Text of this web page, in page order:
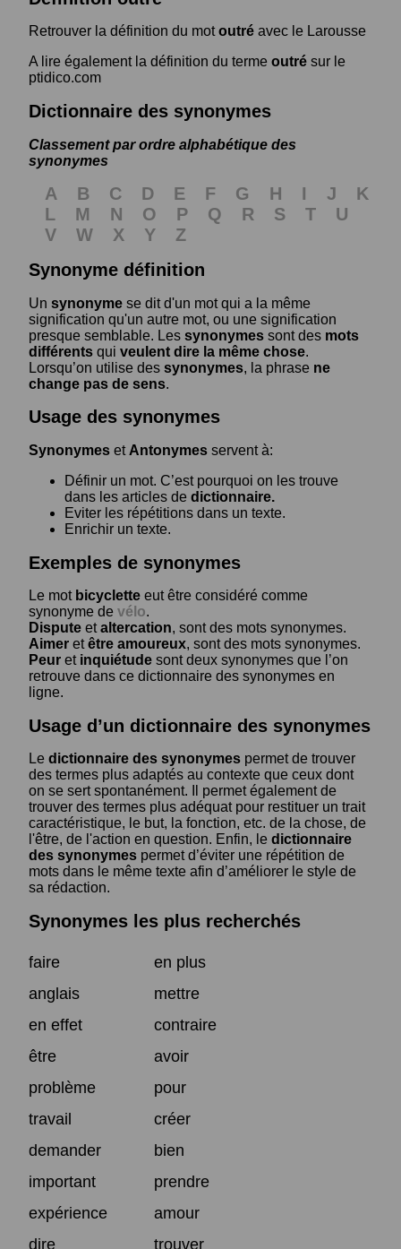
Retrouver la définition du motoutré avec le Larousse
A lire également la définition du terme outré sur le
ptidico.com
Dictionnaire des synonymes
Classement par ordre alphabétique des
synonymes
A B C D E F G H I J
K
L
M N O P Q R S T
U
V
W X Y
Z
Synonyme définition
Un synonyme se dit d'un mot qui a la même
signification qu'un autre mot, ou une signification
presque semblable. Les synonymes sont des mots
différents qui veulent dire la même chose.
Lorsqu’on utilise des synonymes, la phrase ne
change pas de sens.
Usage des synonymes
Synonymes et Antonymes servent à:
Définir un mot. C’est pourquoi on les trouve
dans les articles de dictionnaire.
Eviter les répétitions dans un texte.
Enrichir un texte.
Exemples de synonymes
Le mot bicyclette eut être considéré comme
synonyme de vélo.
Dispute etaltercation, sont des mots synonymes.
Aimer etêtre amoureux, sont des mots synonymes.
Peur et inquiétude sont deux synonymes que l’on
retrouve dans ce dictionnaire des synonymes en
ligne.
Usage d’un dictionnaire des synonymes
Le dictionnaire des synonymes permet de trouver
des termes plus adaptés au contexte que ceux dont
on se sert spontanément. Il permet également de
trouver des termes plus adéquat pour restituer un trait
caractéristique, le but, la fonction, etc. de la chose, de
l'être, de l'action en question. Enfin, le dictionnaire
des synonymes permet d’éviter une répétition de
mots dans le même texte afin d’améliorer le style de
sa rédaction.
Synonymes les plus recherchés
faire
en plus
anglais
mettre
en effet
contraire
être
avoir
problème
pour
travail
créer
demander
bien
important
prendre
expérience
amour
dire
trouver